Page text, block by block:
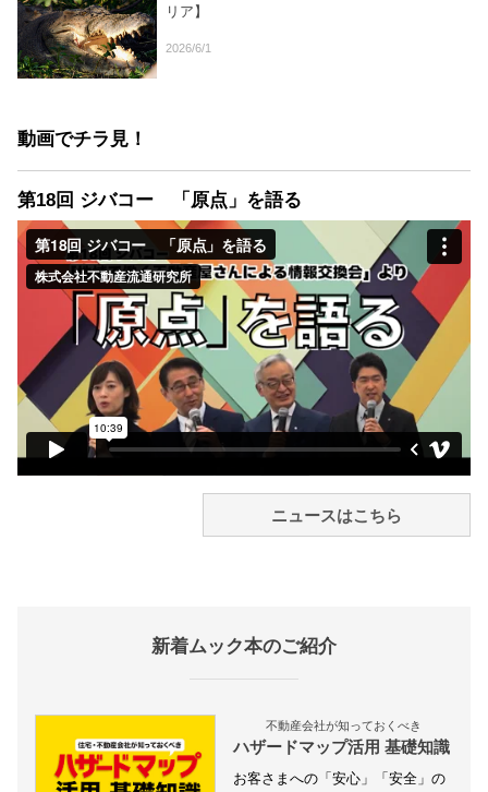
リア】
2026/6/1
動画でチラ見！
第18回 ジバコー 「原点」を語る
ニュースはこちら
新着ムック本のご紹介
不動産会社が知っておくべき
ハザードマップ活用 基礎知識
お客さまへの「安心」「安全」の